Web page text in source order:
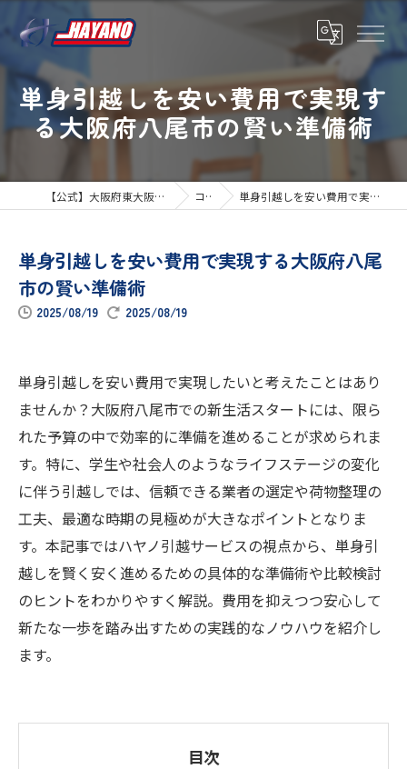
単身引越しを安い費用で実現す
る大阪府八尾市の賢い準備術
【公式】大阪府東大阪市の引越しならハヤノ運送 コラム 単身引越しを安い費用で実現する大阪府八尾市の賢い準備術
単身引越しを安い費用で実現する大阪府八尾
市の賢い準備術
2025/08/19 2025/08/19
単身引越しを安い費用で実現したいと考えたことはあり
ませんか？大阪府八尾市での新生活スタートには、限ら
れた予算の中で効率的に準備を進めることが求められま
す。特に、学生や社会人のようなライフステージの変化
に伴う引越しでは、信頼できる業者の選定や荷物整理の
工夫、最適な時期の見極めが大きなポイントとなりま
す。本記事ではハヤノ引越サービスの視点から、単身引
越しを賢く安く進めるための具体的な準備術や比較検討
のヒントをわかりやすく解説。費用を抑えつつ安心して
新たな一歩を踏み出すための実践的なノウハウを紹介し
ます。
目次